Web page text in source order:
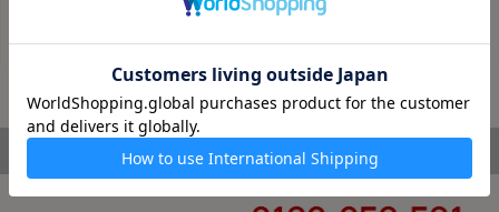
カスタマーハラスメントについて